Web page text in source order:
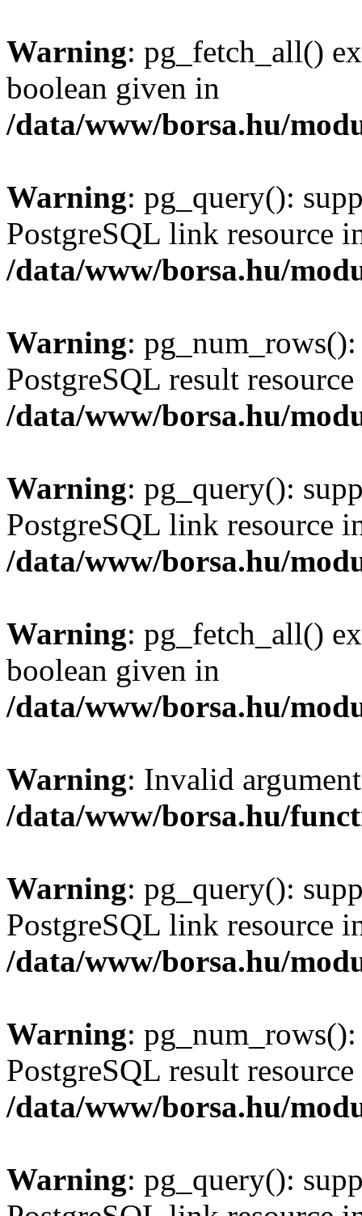
Warning: pg_fetch_all()
boolean given in
/data/www/borsa.hu/
Warning: pg_query():
PostgreSQL link resource
/data/www/borsa.hu/
Warning:
PostgreSQL result
/data/www/borsa.hu/
Warning: pg_query():
PostgreSQL link resource
/data/www/borsa.hu/
Warning: pg_fetch_all()
boolean given in
/data/www/borsa.hu/
Warning: Invalid
/data/www/borsa.hu/
Warning: pg_query():
PostgreSQL link resource
/data/www/borsa.hu/
Warning:
PostgreSQL result
/data/www/borsa.hu/
Warning: pg_query():